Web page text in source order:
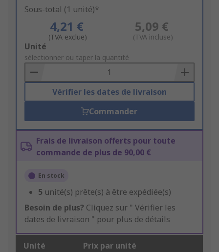
Sous-total (1 unité)*
4,21 €
(TVA exclue)
5,09 €
(TVA incluse)
Add
to
Basket
Unité
sélectionner ou taper la quantité
Vérifier les dates de livraison
Commander
Frais de livraison offerts pour toute
commande de plus de 90,00 €
En stock
5 unité(s) prête(s) à être expédiée(s)
Besoin de plus? Cliquez sur " Vérifier les
dates de livraison " pour plus de détails
Unité Prix par unité